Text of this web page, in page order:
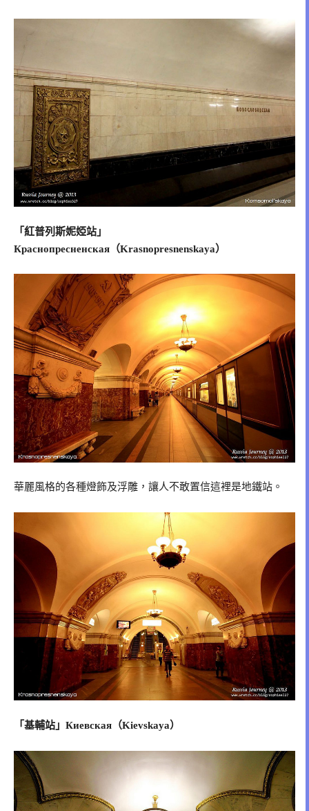
「紅普列斯妮婭站」
Краснопресненская（Krasnopresnenskaya）
華麗風格的各種燈飾及浮雕，讓人不敢置信這裡是地鐵站。
「基輔站」Киевская（Kievskaya）